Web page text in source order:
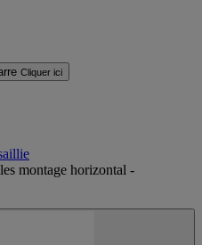
Cliquer ici
montage horizontal -